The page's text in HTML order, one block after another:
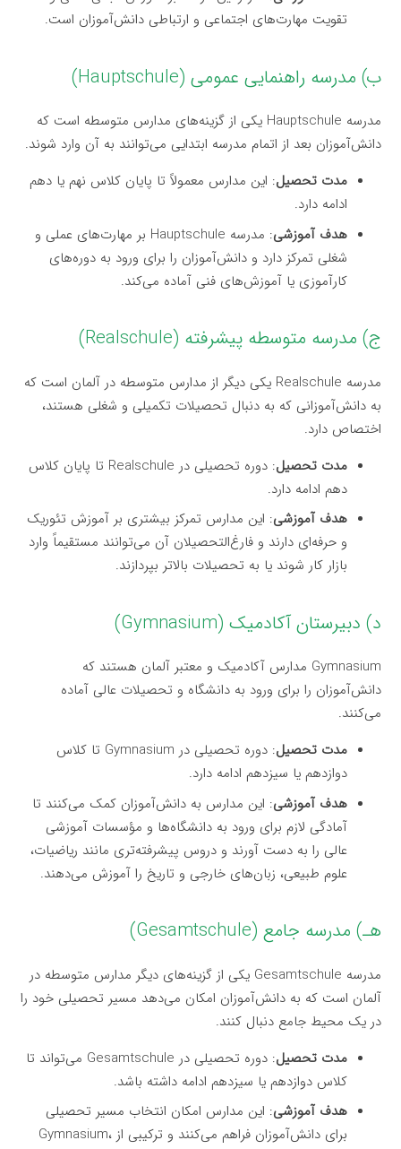
تقویت مهارت‌های اجتماعی و ارتباطی دانش‌آموزان است.
ب) مدرسه راهنمایی عمومی (Hauptschule)
مدرسه Hauptschule یکی از گزینه‌های مدارس متوسطه است که
دانش‌آموزان بعد از اتمام مدرسه ابتدایی می‌توانند به آن وارد شوند.
مدت تحصیل: این مدارس معمولاً تا پایان کلاس نهم یا دهم
ادامه دارد.
هدف آموزشی
: مدرسه Hauptschule بر مهارت‌های عملی و
شغلی تمرکز دارد و دانش‌آموزان را برای ورود به دوره‌های
کارآموزی یا آموزش‌های فنی آماده می‌کند.
ج) مدرسه متوسطه پیشرفته (Realschule)
مدرسه Realschule یکی دیگر از مدارس متوسطه در آلمان است که
به دانش‌آموزانی که به دنبال تحصیلات تکمیلی و شغلی هستند،
اختصاص دارد.
مدت تحصیل
: دوره تحصیلی در Realschule تا پایان کلاس
دهم ادامه دارد.
هدف آموزشی: این مدارس تمرکز بیشتری بر آموزش تئوریک
و حرفه‌ای دارند و فارغ‌التحصیلان آن می‌توانند مستقیماً وارد
بازار کار شوند یا به تحصیلات بالاتر بپردازند.
د) دبیرستان آکادمیک (Gymnasium)
Gymnasium مدارس آکادمیک و معتبر آلمان هستند که
دانش‌آموزان را برای ورود به دانشگاه و تحصیلات عالی آماده
می‌کنند.
مدت تحصیل
: دوره تحصیلی در Gymnasium تا کلاس
دوازدهم یا سیزدهم ادامه دارد.
هدف آموزشی: این مدارس به دانش‌آموزان کمک می‌کنند تا
آمادگی لازم برای ورود به دانشگاه‌ها و مؤسسات آموزشی
عالی را به دست آورند و دروس پیشرفته‌تری مانند ریاضیات،
علوم طبیعی، زبان‌های خارجی و تاریخ را آموزش می‌دهند.
هـ) مدرسه جامع (Gesamtschule)
مدرسه Gesamtschule یکی از گزینه‌های دیگر مدارس متوسطه در
آلمان است که به دانش‌آموزان امکان می‌دهد مسیر تحصیلی خود را
در یک محیط جامع دنبال کنند.
مدت تحصیل
: دوره تحصیلی در Gesamtschule می‌تواند تا
کلاس دوازدهم یا سیزدهم ادامه داشته باشد.
هدف آموزشی: این مدارس امکان انتخاب مسیر تحصیلی
برای دانش‌آموزان فراهم می‌کنند و ترکیبی از Gymnasium،